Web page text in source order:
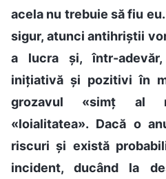
acela nu trebuie să fiu
sigur, atunci antihriștii
a lucra și, într-
inițiativă și pozitivi în
grozavul «simț al
«loialitatea». Dacă o
riscuri și există
incident, ducând la